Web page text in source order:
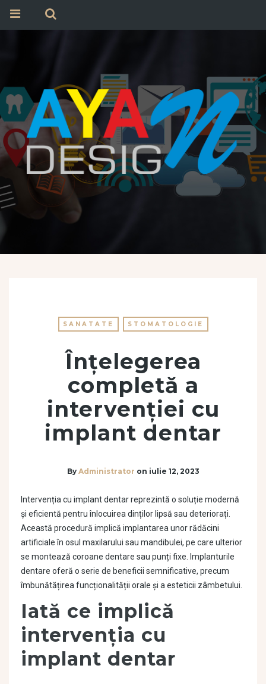
SANATATE STOMATOLOGIE
Înțelegerea
completă a
intervenției cu
implant dentar
By Administrator on iulie 12, 2023
Intervenția cu implant dentar reprezintă o soluție modernă
și eficientă pentru înlocuirea dinților lipsă sau deteriorați.
Această procedură implică implantarea unor rădăcini
artificiale în osul maxilarului sau mandibulei, pe care ulterior
se montează coroane dentare sau punți fixe. Implanturile
dentare oferă o serie de beneficii semnificative, precum
îmbunătățirea funcționalității orale și a esteticii zâmbetului.
Iată ce implică
intervenţia cu
implant dentar